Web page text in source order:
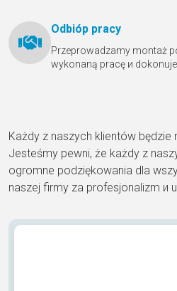
Odbióр pracy
Przeprowadzamy montaż
wykonaną pracę и
Każdy z naszych klientów
Jesteśmy pewni, że każdy z
ogromne podziękowania dla
naszej firmy za profesjonalizm и